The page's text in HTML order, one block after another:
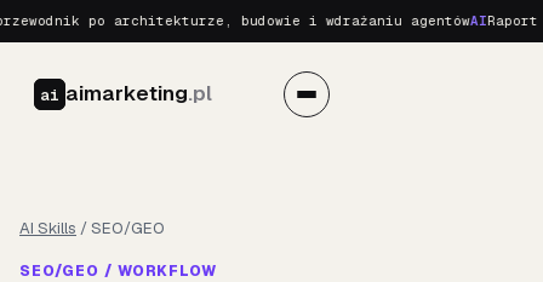
po architekturze, budowie i wdrażaniu agentówAIRaport
ai aimarketing.pl
AI Skills /SEO/GEO
SEO/GEO / WORKFLOW